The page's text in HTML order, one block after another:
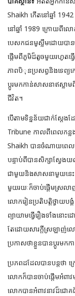
Shaikh កើតនៅឆ្នាំ
នៅឆ្នាំ 1989 ក្រោយពីលោ
បេសកជនមូស្លីមដោយបាន
ផ្តើមពីភូមិដ៏តូចមួយរហូតធ្
ភាពបិុនប្រសព្វនិងទេព្យ
ប្តូរមកកាន់សាសនាឥស្ល
ជីវិត។
បើតាមទិន្នន័យជាក់ស្តែ
Tribune កាលពីពេលកន្
Shaikh បានចំណាយពេលវ
បន្ទាប់ពីបានសិក្សាស្វែ
ជាមួយនិងសាសនាមួយនេះ
មួយរយៈក៏ចាប់ផ្តើមស្រលា
លោករៀនប្រតិបត្តិថ្វាយប
ព្យាយាមធ្វើរឿងទាំងនោ
តែដោយសារក្តីស្រឡាញ់ល
ប្រកាសថាខ្លួនបានប្តូរម
ប្រភពដដែលបានបន្តថា
លោកក៏បានចាប់ផ្តើមអំ
លោកបានអំពាវនាវដ៏ជោ